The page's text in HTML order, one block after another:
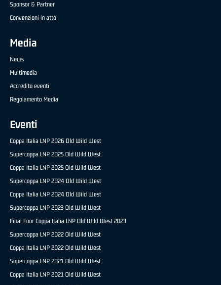
Sponsor & Partner
Convenzioni in atto
Media
News
Multimedia
Accredito eventi
Regolamento Media
Eventi
Coppa Italia LNP 2026 Old Wild West
Supercoppa LNP 2025 Old Wild West
Coppa Italia LNP 2025 Old Wild West
Supercoppa LNP 2024 Old Wild West
Coppa Italia LNP 2024 Old Wild West
Supercoppa LNP 2023 Old Wild West
Final Four Coppa Italia LNP Old Wild West 2023
Supercoppa LNP 2022 Old Wild West
Coppa Italia LNP 2022 Old Wild West
Supercoppa LNP 2021 Old Wild West
Coppa Italia LNP 2021 Old Wild West